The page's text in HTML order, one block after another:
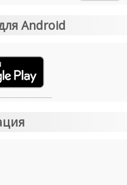
Android